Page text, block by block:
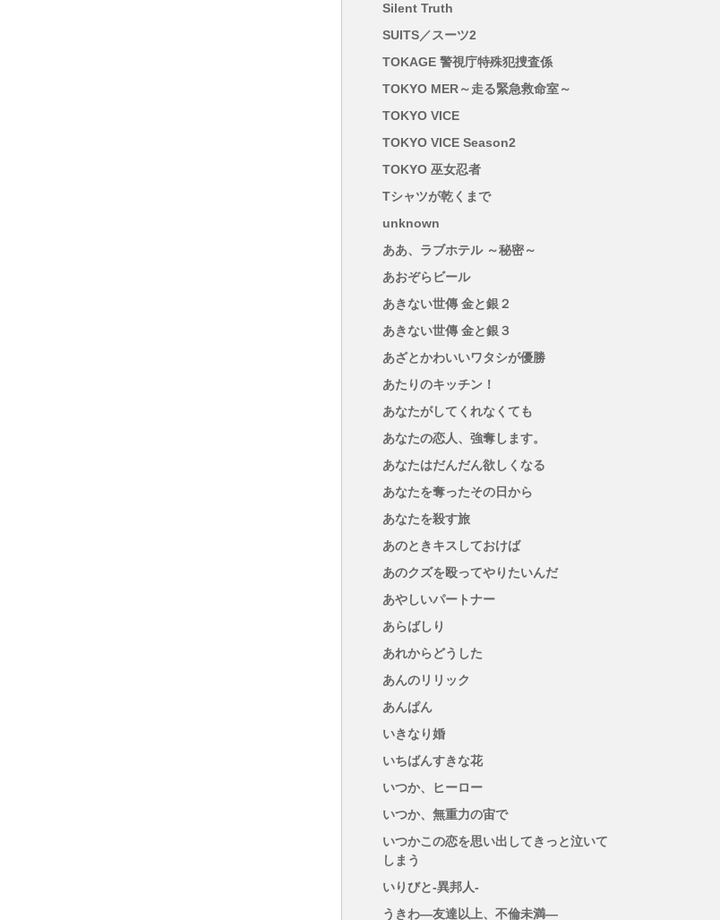
Silent Truth
SUITS／スーツ2
TOKAGE 警視庁特殊犯捜査係
TOKYO MER～走る緊急救命室～
TOKYO VICE
TOKYO VICE Season2
TOKYO 巫女忍者
Tシャツが乾くまで
unknown
ああ、ラブホテル ～秘密～
あおぞらビール
あきない世傳 金と銀２
あきない世傳 金と銀３
あざとかわいいワタシが優勝
あたりのキッチン！
あなたがしてくれなくても
あなたの恋人、強奪します。
あなたはだんだん欲しくなる
あなたを奪ったその日から
あなたを殺す旅
あのときキスしておけば
あのクズを殴ってやりたいんだ
あやしいパートナー
あらばしり
あれからどうした
あんのリリック
あんぱん
いきなり婚
いちばんすきな花
いつか、ヒーロー
いつか、無重力の宙で
いつかこの恋を思い出してきっと泣いて
しまう
いりびと-異邦人-
うきわ―友達以上、不倫未満―